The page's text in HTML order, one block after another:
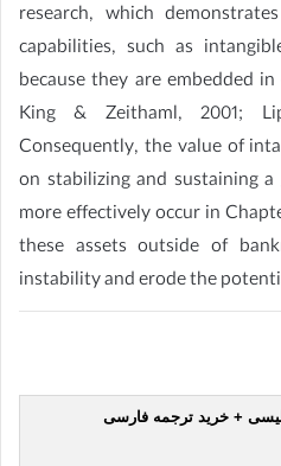
research, which
capabilities, such as
because they are embedded
King & Zeithaml, 2001;
Consequently, the value of
on stabilizing and sustaining
more effectively occur in
these assets outside of
instability and erode the
+ خرید ترجمه فارسی